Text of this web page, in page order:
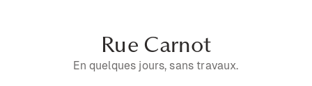
Rue Carnot
En quelques jours, sans travaux.